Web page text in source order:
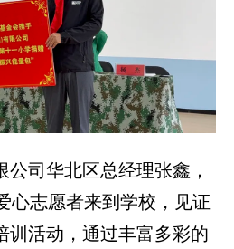
司华北区总经理张鑫，
心志愿者来到学校，见证
训活动，通过丰富多彩的